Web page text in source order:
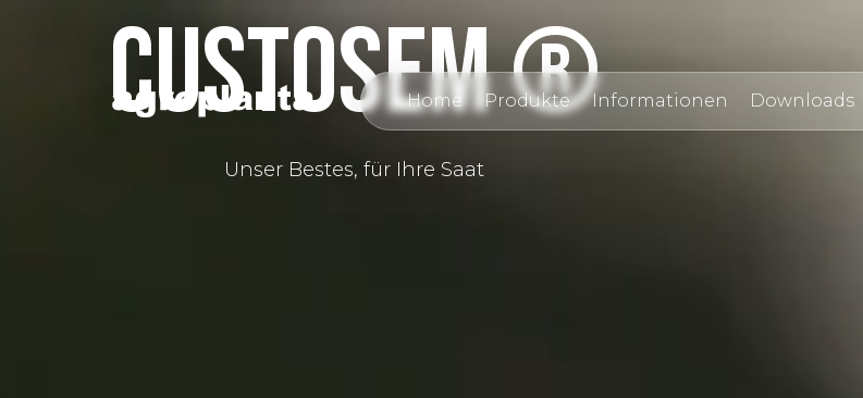
Home Produkte Informationen Downloads
CUSTOSEM ®
Unser Bestes, für Ihre Saat